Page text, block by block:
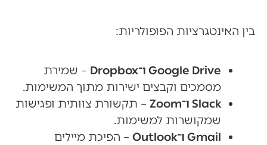
בין האינטגרציות הפופולריות:
Google Drive ו־Dropbox
– שמירת
מסמכים וקבצים ישירות מתוך המשימות.
Slack ו־Zoom
– תקשורת צוותית ופגישות
שמקושרות למשימות.
Gmail ו־Outlook
– הפיכת מיילים